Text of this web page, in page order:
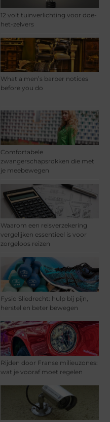
12 volt tuinverlichting voor doe-
het-zelvers
What a men’s barber notices
before you do
Comfortabele
zwangerschapsrokken die met
je meebewegen
Waarom een reisverzekering
vergelijken essentieel is voor
zorgeloos reizen
Fysio Sliedrecht: hulp bij pijn,
herstel en beter bewegen
Rijden door Franse milieuzones:
wat je vooraf moet regelen